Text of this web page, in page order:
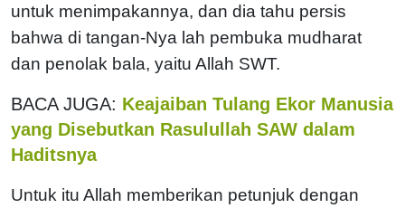
untuk menimpakannya, dan dia tahu persis
bahwa di tangan-Nya lah pembuka mudharat
dan penolak bala, yaitu Allah SWT.
BACA JUGA: Keajaiban Tulang Ekor Manusia
yang Disebutkan Rasulullah SAW dalam
Haditsnya
Untuk itu Allah memberikan petunjuk dengan